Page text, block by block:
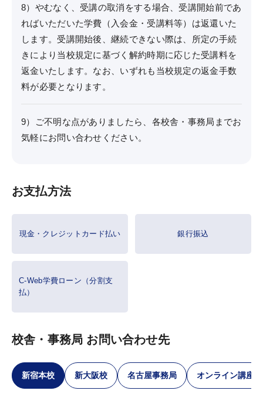
8）やむなく、受講の取消をする場合、受講開始前であ
ればいただいた学費（入会金・受講料等）は返還いた
します。受講開始後、継続できない際は、所定の手続
きにより当校規定に基づく解約時期に応じた受講料を
返金いたします。なお、いずれも当校規定の返金手数
料が必要となります。
9）ご不明な点がありましたら、各校舎・事務局までお
気軽にお問い合わせください。
お支払方法
現金・クレジットカード払い 銀行振込
C-Web学費ローン（分割支
払）
校舎・事務局 お問い合わせ先
新宿本校 新大阪校 名古屋事務局 オンライン講座